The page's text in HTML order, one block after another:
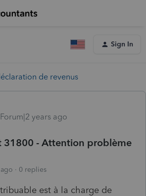
Sign In
de revenus
years ago
31800 - Attention problème
0 replies
est à la charge de